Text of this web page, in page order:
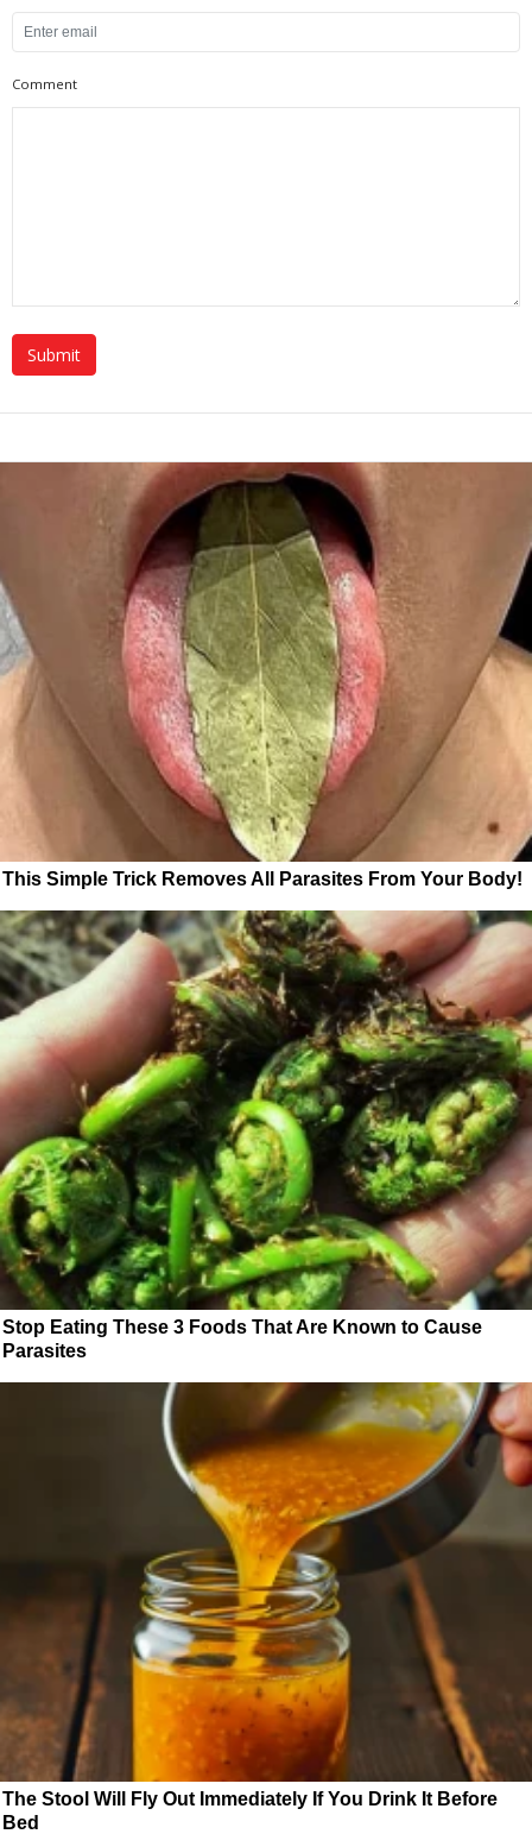
Comment
This Simple Trick Removes All Parasites From Your Body!
Stop Eating These 3 Foods That Are Known to Cause
Parasites
The Stool Will Fly Out Immediately If You Drink It Before
Bed